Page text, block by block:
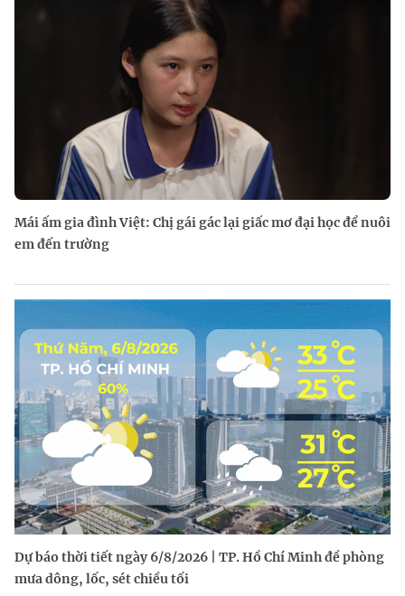
Mái ấm gia đình Việt: Chị gái gác lại giấc mơ đại học để nuôi
em đến trường
Dự báo thời tiết ngày 6/8/2026 | TP. Hồ Chí Minh đề phòng
mưa dông, lốc, sét chiều tối